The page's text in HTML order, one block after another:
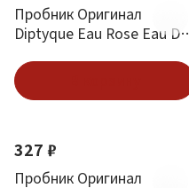
Пробник Оригинал
Diptyque Eau Rose Eau De
327 ₽
Пробник Оригинал